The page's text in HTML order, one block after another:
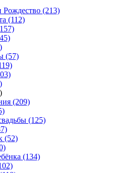
(213)
(112)
(57)
(209)
(125)
(52)
(134)